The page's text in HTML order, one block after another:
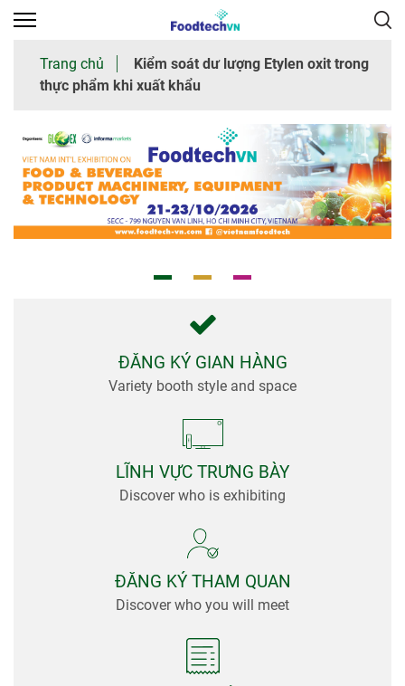
×
chủ
Giới
thiệu
Trang chủ
Kiểm soát dư lượng Etylen oxit trong
thực phẩm khi xuất khẩu
ĐĂNG KÝ GIAN HÀNG
Variety booth style and space
LĨNH VỰC TRƯNG BÀY
Discover who is exhibiting
ĐĂNG KÝ THAM QUAN
Discover who you will meet